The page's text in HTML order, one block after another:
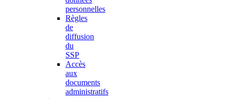
personnelles
Règles
de
diffusion
du
SSP
Accès
aux
documents
administratifs